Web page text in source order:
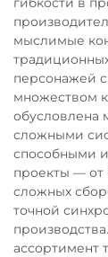
мыслимые
персонажей
множеством
обусловлена
сложными
способными
проекты — от
сложных
точной
ассортимент